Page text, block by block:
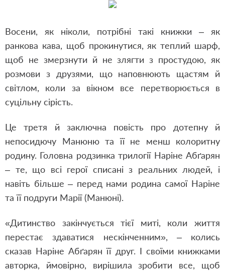
Восени, як ніколи, потрібні такі книжки – як
ранкова кава, щоб прокинутися, як теплий шарф,
щоб не змерзнути й не злягти з простудою, як
розмови з друзями, що наповнюють щастям й
світлом, коли за вікном все перетворюється в
суцільну сірість.
Це третя й заключна повість про дотепну й
непосидючу Манюню та її не менш колоритну
родину. Головна родзинка трилогії Наріне Абґарян
– те, що всі герої списані з реальних людей, і
навіть більше – перед нами родина самої Наріне
та її подруги Марії (Манюні).
«Дитинство закінчується тієї миті, коли життя
перестає здаватися нескінченним», – колись
сказав Наріне Абґарян її друг. І своїми книжками
авторка, ймовірно, вирішила зробити все, щоб